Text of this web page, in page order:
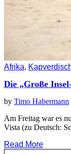
Afrika,
Die „Große
by Timo Habermann
Am Freitag war es
Vista (zu Deutsch:
Read More